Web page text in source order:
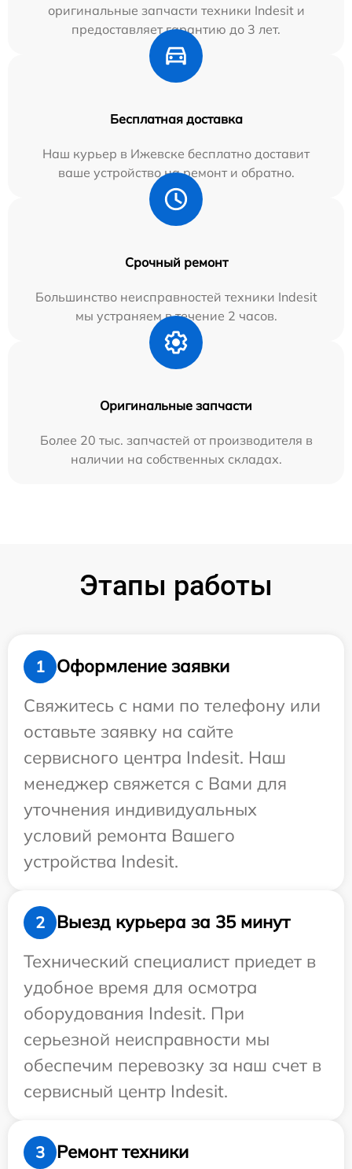
оригинальные запчасти техники Indesit и
предоставляет гарантию до 3 лет.
Бесплатная доставка
Наш курьер в Ижевске бесплатно доставит
ваше устройство на ремонт и обратно.
Срочный ремонт
Большинство неисправностей техники Indesit
мы устраняем в течение 2 часов.
Оригинальные запчасти
Более 20 тыс. запчастей от производителя в
наличии на собственных складах.
Этапы работы
1
Оформление заявки
Свяжитесь с нами по телефону или
оставьте заявку на сайте
сервисного центра Indesit. Наш
менеджер свяжется с Вами для
уточнения индивидуальных
условий ремонта Вашего
устройства Indesit.
2
Выезд курьера за 35 минут
Технический специалист приедет в
удобное время для осмотра
оборудования Indesit. При
серьезной неисправности мы
обеспечим перевозку за наш счет в
сервисный центр Indesit.
3 Ремонт техники